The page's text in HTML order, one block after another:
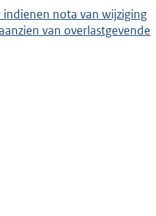
indienen nota van wijziging
van overlastgevende